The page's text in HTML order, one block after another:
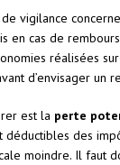
de vigilance
en cas de
réalisées
d’envisager un
est la perte
déductibles des
moindre. Il faut